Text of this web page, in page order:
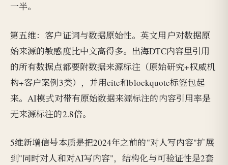
一半。
第五维：客户证词与数据原始性。英文用户对数据原
始来源的敏感度比中文高得多。出海DTC内容里引用
的所有数据点都要附数据来源标注（原始研究+权威机
构+客户案例3类），并用cite和blockquote标签包起
来。AI模式对带有原始数据来源标注的内容引用率是
无来源标注的2.8倍。
5维新增信号本质是把2024年之前的"对人写内容"扩展
到"同时对人和对AI写内容"，结构化与可验证性是2套